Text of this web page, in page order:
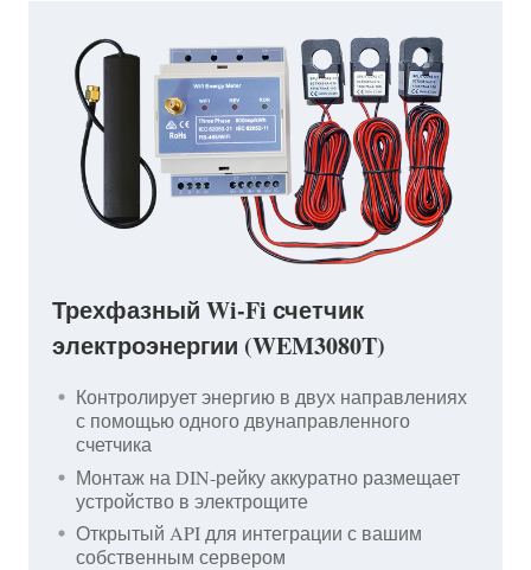
Трехфазный Wi-Fi счетчик
электроэнергии (WEM3080T)
Контролирует энергию в двух направлениях
с помощью одного двунаправленного
счетчика
Монтаж на DIN-рейку аккуратно размещает
устройство в электрощите
Открытый API для интеграции с вашим
собственным сервером